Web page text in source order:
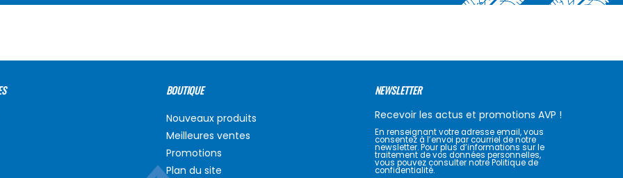
BOUTIQUE
Nouveaux produits
Meilleures ventes
Promotions
Plan du site
NEWSLETTER
Recevoir les actus et promotions AVP !
En renseignant votre adresse email, vous
consentez à l’envoi par courriel de notre
newsletter. Pour plus d’informations sur le
traitement de vos données personnelles,
vous pouvez consulter notre Politique de
confidentialité.